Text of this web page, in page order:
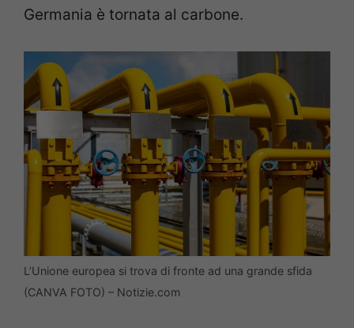
Germania è tornata al carbone.
L’Unione europea si trova di fronte ad una grande sfida
(CANVA FOTO) – Notizie.com